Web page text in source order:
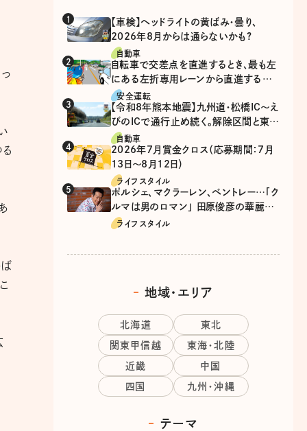
ば
【車検】ヘッドライトの黄ばみ・曇り、
2026年8月からは通らないかも?
自動車
自転車で交差点を直進するとき、最も左
にある左折専用レーンから直進するの
は、違反？
安全運転
【令和8年熊本地震】九州道・松橋IC～え
びのICで通行止め続く。解除区間と東九
州道の迂回ルート
自動車
2026年7月賞金クロス（応募期間：7月
13日～8月12日）
ライフスタイル
ポルシェ、マクラーレン、ベントレー…「ク
ルマは男のロマン」 田原俊彦の華麗な
る愛車遍歴
ライフスタイル
地域・エリア
北海道 東北
関東甲信越 東海・北陸
近畿 中国
四国 九州・沖縄
テーマ